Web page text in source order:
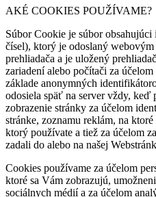
AKÉ COOKIES POUŽÍVAME?
Súbor Cookie je súbor
čísel), ktorý je odoslaný
prehliadača a je uložený
zariadení alebo počítači za
základe anonymných
odosiela späť na server vždy, keď
zobrazenie stránky za účelom
stránke, zoznamu reklám, na
ktorý používate a tiež za účelom
zadali do alebo na našej
Cookies používame za účelom
ktoré sa Vám zobrazujú,
sociálnych médií a za účelom